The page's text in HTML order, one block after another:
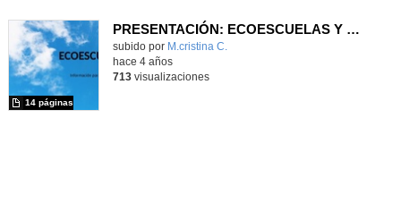
PRESENTACIÓN: ECOESCUELAS Y ELECCIÓN DE ECODELEGADO/A
Contenido educativo.
subido por M.cristina C.
14 páginas
hace 4 años
713visualizaciones